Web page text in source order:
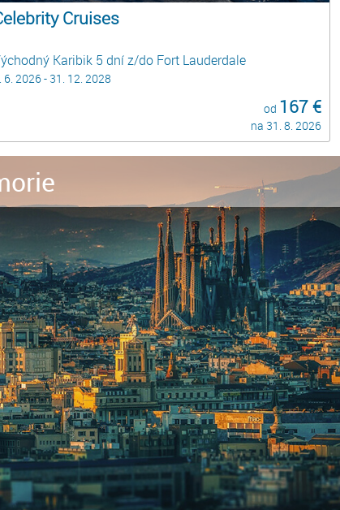
Cruises
Karibik 5 dní z/do Fort Lauderdale
6. 2026 - 31. 12. 2028
od 167 €
na 31. 8. 2026